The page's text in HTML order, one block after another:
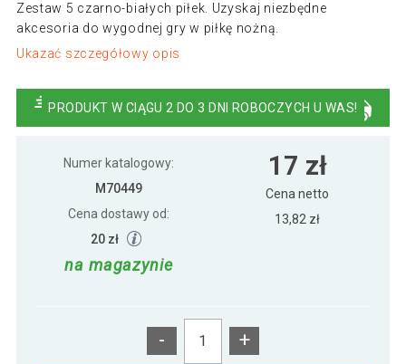
Zestaw 5 czarno-białych piłek. Uzyskaj niezbędne
akcesoria do wygodnej gry w piłkę nożną.
Ukazać szczegółowy opis
PRODUKT W CIĄGU 2 DO 3 DNI ROBOCZYCH U WAS!
Numer katalogowy:
M70449
Cena dostawy od:
20 zł
na magazynie
17 zł
Cena netto
13,82 zł
- +